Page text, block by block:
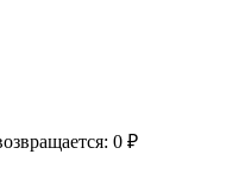
0 ₽